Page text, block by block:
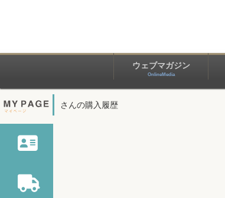
ウェブマガジン
OnlineMedia
さんの購入履歴